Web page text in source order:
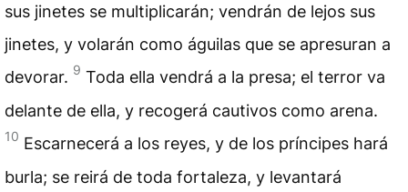
sus jinetes se multiplicarán; vendrán de lejos sus
jinetes, y volarán como águilas que se apresuran a
devorar. 9 Toda ella vendrá a la presa; el terror va
delante de ella, y recogerá cautivos como arena.
10 Escarnecerá a los reyes, y de los príncipes hará
burla; se reirá de toda fortaleza, y levantará